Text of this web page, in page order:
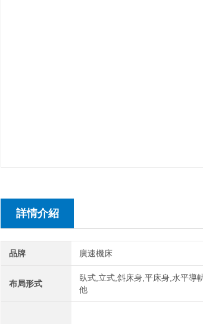
詳情介紹
品牌 廣速機床
布局形式
臥式,立式,斜床身,平床身,水平導
他